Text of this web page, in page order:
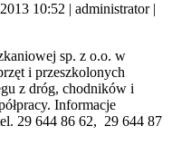
10:52 | administrator|
sp. z o.o. w
i przeszkolonych
z dróg, chodników i
Informacje
29 644 86 62, 29 644 87